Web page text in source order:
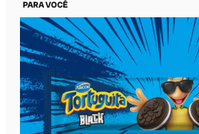
PARA VOCÊ